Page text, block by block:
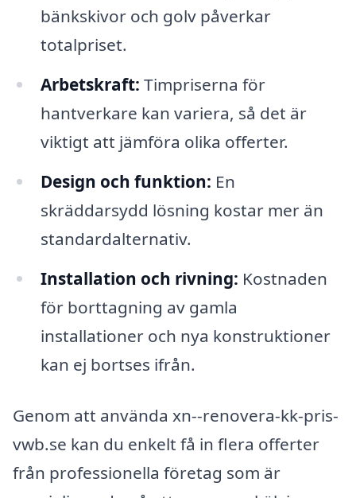
bänkskivor och golv påverkar
totalpriset.
Arbetskraft: Timpriserna för
hantverkare kan variera, så det är
viktigt att jämföra olika offerter.
Design och funktion: En
skräddarsydd lösning kostar mer än
standardalternativ.
Installation och rivning: Kostnaden
för borttagning av gamla
installationer och nya konstruktioner
kan ej bortses ifrån.
Genom att använda xn--renovera-kk-pris-
vwb.se kan du enkelt få in flera offerter
från professionella företag som är